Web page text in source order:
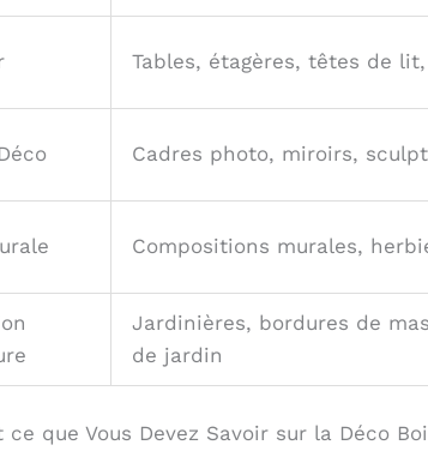
Tables, étagères, têtes de
Cadres photo, miroirs,
Compositions murales,
Jardinières, bordures de
de jardin
ce que Vous Devez Savoir sur la Déco